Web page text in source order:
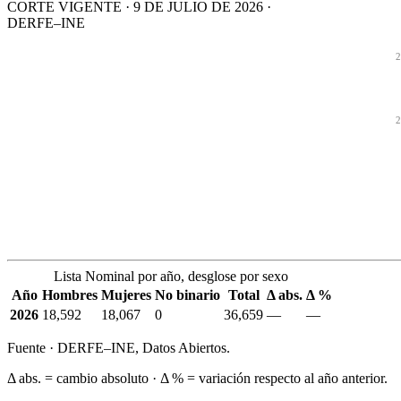
CORTE VIGENTE · 9 DE JULIO DE 2026 ·
DERFE–INE
Lista Nominal por año, desglose por sexo
Año Hombres Mujeres No binario Total Δ abs. Δ %
2026 18,592 18,067 0 36,659 — —
Fuente · DERFE–INE, Datos Abiertos.
Δ abs. = cambio absoluto · Δ % = variación respecto al año anterior.